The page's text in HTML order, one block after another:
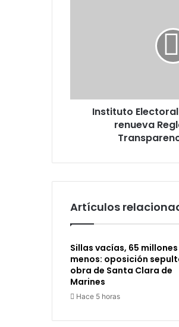
pública
Instituto
renueva
Artículos
Sillas vacías, 65 millones
menos: oposición
obra de Santa Clara de
Marines
Hace 5 horas